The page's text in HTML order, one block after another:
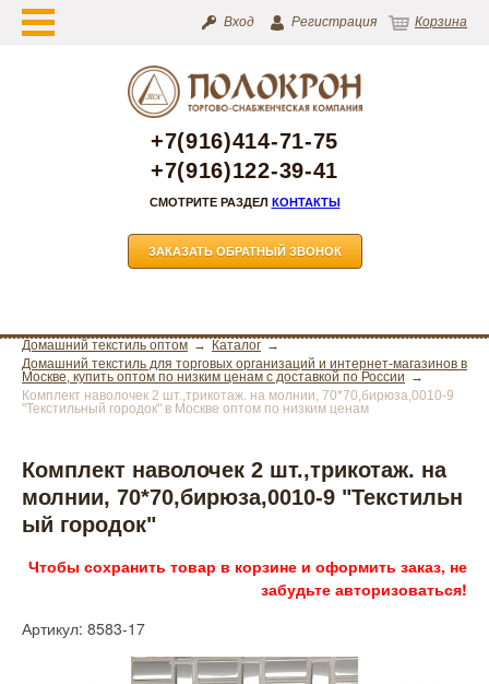
Вход Регистрация Корзина
+7(916)414-71-75
+7(916)122-39-41
СМОТРИТЕ РАЗДЕЛ КОНТАКТЫ
ЗАКАЗАТЬ ОБРАТНЫЙ ЗВОНОК
Домашний текстиль оптом
Каталог
Домашний текстиль для торговых организаций и интернет-магазинов в
Москве, купить оптом по низким ценам с доставкой по России
Комплект наволочек 2 шт.,трикотаж. на молнии, 70*70,бирюза,0010-9
"Текстильный городок" в Москве оптом по низким ценам
Комплект наволочек 2 шт.,трикотаж. на
молнии, 70*70,бирюза,0010-9 "Текстильн
ый городок"
Чтобы сохранить товар в корзине и оформить заказ, не
забудьте авторизоваться!
Артикул: 8583-17